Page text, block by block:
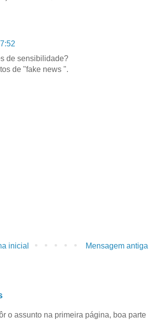
de sensibilidade?
de "fake news ".
Mensagem antiga
inicial
o assunto na primeira página, boa parte